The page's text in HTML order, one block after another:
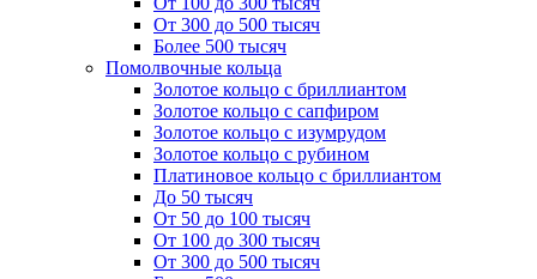
От 300 до 500 тысяч
Более 500 тысяч
Помолвочные кольца
Золотое кольцо с бриллиантом
Золотое кольцо с сапфиром
Золотое кольцо с изумрудом
Золотое кольцо с рубином
Платиновое кольцо с бриллиантом
До 50 тысяч
От 50 до 100 тысяч
От 100 до 300 тысяч
От 300 до 500 тысяч